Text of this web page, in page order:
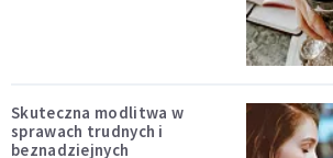
Skuteczna modlitwa w
sprawach trudnych i
beznadziejnych